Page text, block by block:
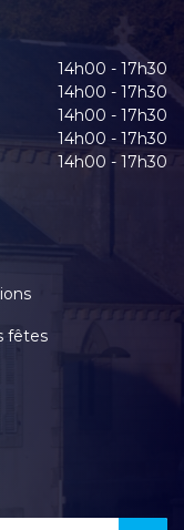
14h00 - 17h30
14h00 - 17h30
14h00 - 17h30
14h00 - 17h30
14h00 - 17h30
fêtes